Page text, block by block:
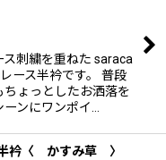
刺繍を重ねた saraca
ース半衿です。 普段
ょっとしたお洒落を
ンにワンポイ…
衿〈 かすみ草 〉